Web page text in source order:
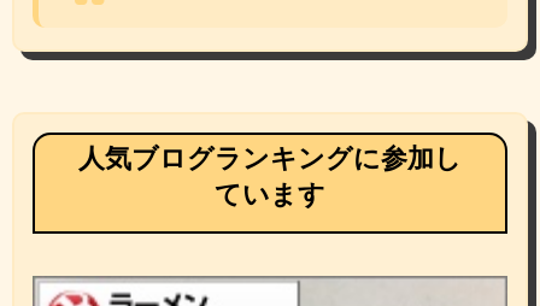
人気ブログランキングに参加し
ています